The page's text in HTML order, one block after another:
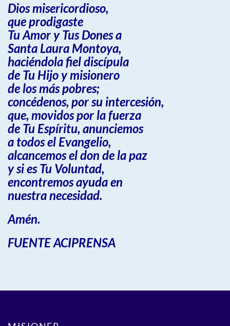
Dios misericordioso,
que prodigaste
Tu Amor y Tus Dones a
Santa Laura Montoya,
haciéndola fiel discípula
de Tu Hijo y misionero
de los más pobres;
concédenos, por su intercesión,
que, movidos por la fuerza
de Tu Espíritu, anunciemos
a todos el Evangelio,
alcancemos el don de la paz
y si es Tu Voluntad,
encontremos ayuda en
nuestra necesidad.
Amén.
FUENTE ACIPRENSA